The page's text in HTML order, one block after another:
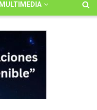
MULTIMEDIA